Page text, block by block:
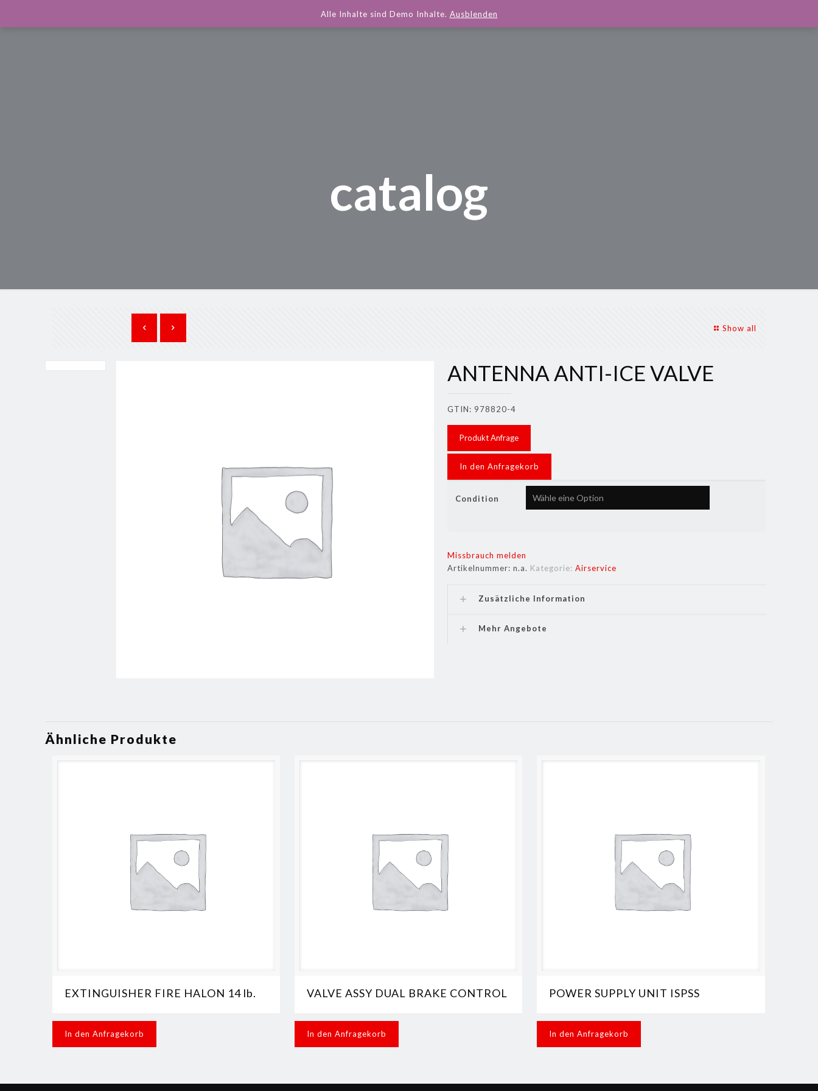
catalog
Show all
ANTENNA ANTI-ICE VALVE
GTIN: 978820-4
Produkt Anfrage
In den Anfragekorb
Condition
Missbrauch melden
Artikelnummer:n.a. Kategorie:Airservice
Zusätzliche Information
Mehr Angebote
Ähnliche Produkte
EXTINGUISHER FIRE HALON 14 lb.
In den Anfragekorb
VALVE ASSY DUAL BRAKE CONTROL
In den Anfragekorb
POWER SUPPLY UNIT ISPSS
In den Anfragekorb
Alle Inhalte sind Demo Inhalte. Ausblenden